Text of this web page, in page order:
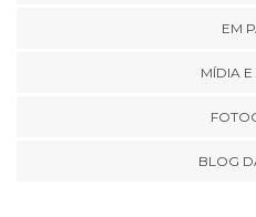
EM
MÍDIA E
BLOG